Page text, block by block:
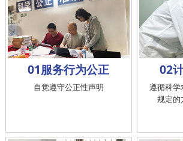
01服务行为公正
自觉遵守公正性声明
02
遵循科学
规定的